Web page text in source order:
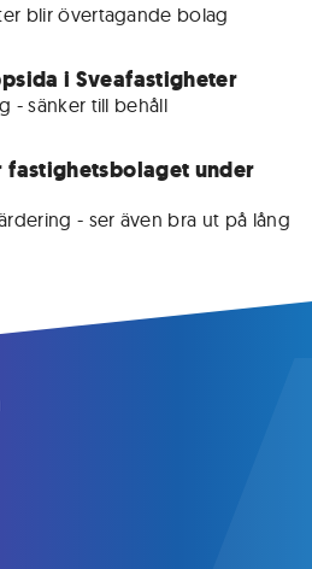
i Sveafastigheter
- sänker till behåll
fastighetsbolaget under
- ser även bra ut på lång